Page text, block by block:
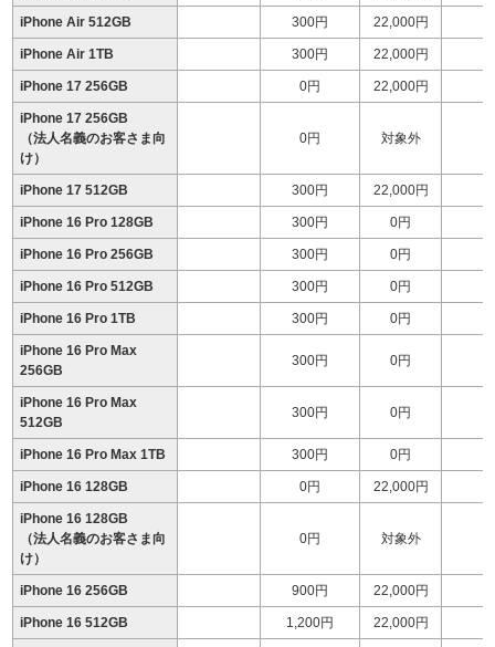
iPhone Air 512GB 300円 22,000円
iPhone Air 1TB 300円 22,000円
iPhone 17 256GB 0円 22,000円
iPhone 17 256GB
（法人名義のお客さま向
け）
0円 対象外
iPhone 17 512GB 300円 22,000円
iPhone 16 Pro 128GB 300円 0円
iPhone 16 Pro 256GB 300円 0円
iPhone 16 Pro 512GB 300円 0円
iPhone 16 Pro 1TB 300円 0円
iPhone 16 Pro Max
256GB
300円 0円
iPhone 16 Pro Max
512GB
300円 0円
iPhone 16 Pro Max 1TB 300円 0円
iPhone 16 128GB 0円 22,000円
iPhone 16 128GB
（法人名義のお客さま向
け）
0円 対象外
iPhone 16 256GB 900円 22,000円
iPhone 16 512GB 1,200円 22,000円